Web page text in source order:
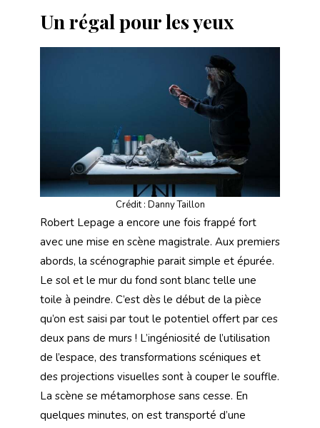
Un régal pour les yeux
Crédit : Danny Taillon
Robert Lepage a encore une fois frappé fort
avec une mise en scène magistrale. Aux premiers
abords, la scénographie parait simple et épurée.
Le sol et le mur du fond sont blanc telle une
toile à peindre. C’est dès le début de la pièce
qu’on est saisi par tout le potentiel offert par ces
deux pans de murs ! L’ingéniosité de l’utilisation
de l’espace, des transformations scéniques et
des projections visuelles sont à couper le souffle.
La scène se métamorphose sans cesse. En
quelques minutes, on est transporté d’une